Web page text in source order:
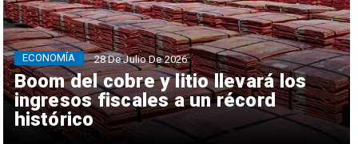
Boom del cobre y litio llevará los
ingresos fiscales a un récord
histórico
ECONOMÍA 28 De Julio De 2026